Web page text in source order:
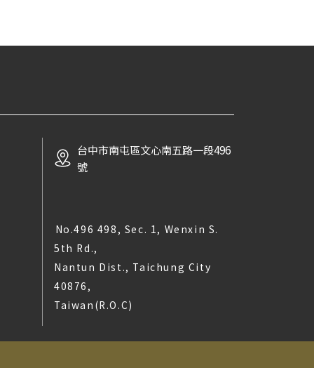
台中市南屯區文心南五路一段496
號
No.496 498, Sec. 1, Wenxin S.
5th Rd.,
Nantun Dist., Taichung City
40876,
Taiwan(R.O.C)